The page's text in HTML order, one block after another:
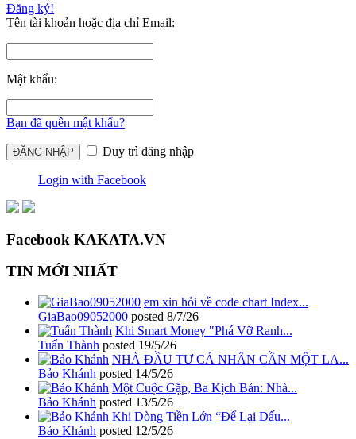
Đăng ký!
Tên tài khoản hoặc địa chỉ Email:
Mật khẩu:
Bạn đã quên mật khẩu?
Duy trì đăng nhập
Login with Facebook
Facebook KAKATA.VN
TIN MỚI NHẤT
em xin hỏi về code chart Index...
GiaBao09052000 posted 8/7/26
Khi Smart Money "Phá Vỡ Ranh...
Tuấn Thành posted 19/5/26
NHÀ ĐẦU TƯ CÁ NHÂN CẦN MỘT LA...
Bảo Khánh posted 14/5/26
Một Cuộc Gặp, Ba Kịch Bản: Nhà...
Bảo Khánh posted 13/5/26
Khi Dòng Tiền Lớn “Để Lại Dấu...
Bảo Khánh posted 12/5/26